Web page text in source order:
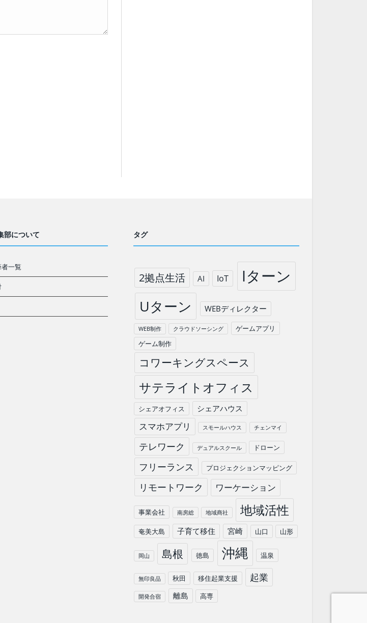
部について
一覧
タグ
2拠点生活 AI IoT Iターン
Uターン WEBディレクター
WEB制作 クラウドソーシング
ゲームアプリ
ゲーム制作
コワーキングスペース
サテライトオフィス
シェアオフィス シェアハウス
スマホアプリ スモールハウス チェンマイ
テレワーク デュアルスクール ドローン
フリーランス プロジェクションマッピング
リモートワーク ワーケーション
事業会社 南房総 地域商社 地域活性
奄美大島 子育て移住 宮崎 山口 山形
岡山 島根 徳島 沖縄 温泉
無印良品 秋田 移住起業支援 起業
開発合宿 離島 高専